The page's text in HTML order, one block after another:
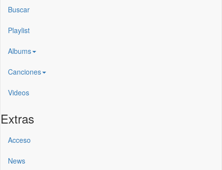
Buscar
Playlist
Albums
Canciones
Videos
Extras
Acceso
News